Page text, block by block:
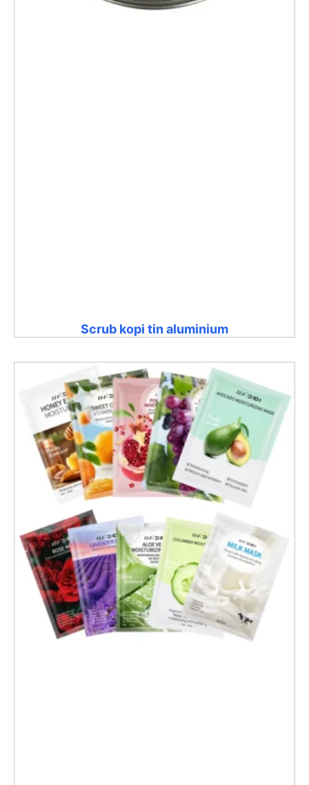
Scrub kopi tin aluminium